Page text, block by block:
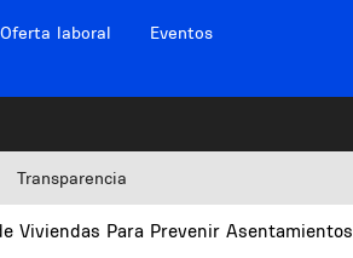
Oferta laboral Eventos
Transparencia
Viviendas Para Prevenir Asentamientos